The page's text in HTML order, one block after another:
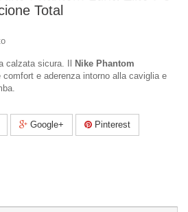
Total
calzata sicura. Il
Nike Phantom
e aderenza intorno alla caviglia e
Google+ Pinterest